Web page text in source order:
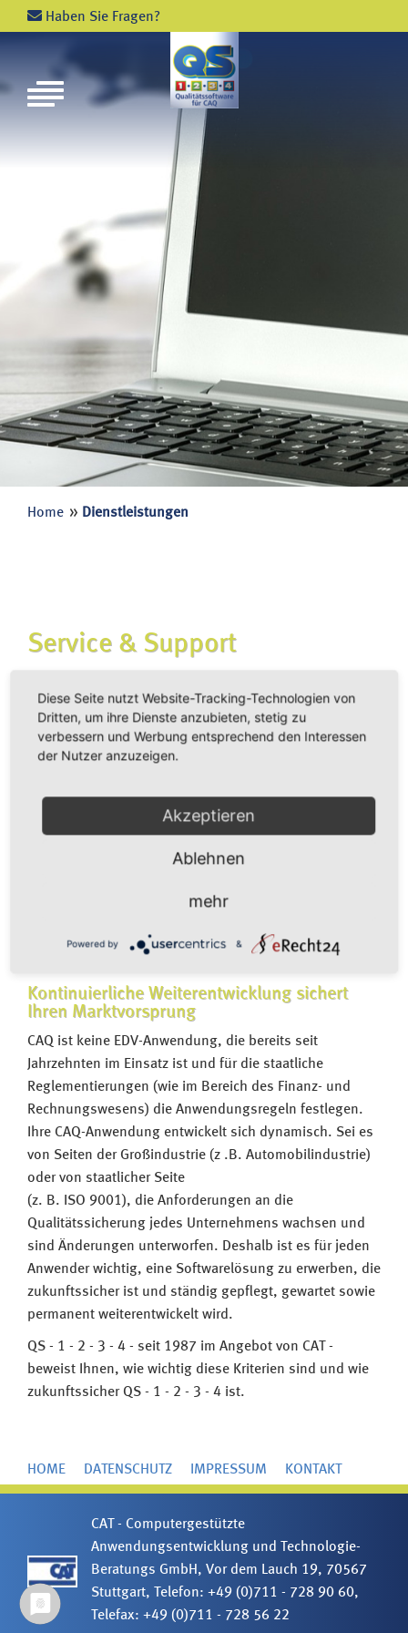
Haben Sie Fragen?
PHILOSOPHIE
ZAHLEN UND FAKTEN
QS - 1 - 2 - 3 - 4 - MODULE
ZUKUNFTSTECHNOLOGIE
INTEGRATION
WEITERE INFOS ANFORDERN
ANWENDERBERICHTE
KONTAKTFORMULAR
ANSCHRIFT
Home Dienstleistungen
Service & Support
CAT - Ihr Lösungsanbieter für CAQ
CAT unterstützt Sie bei der CAQ-Einführung in allen
Organisationsfragen und bei der Umsetzung der
erforderlichen Maßnahmen in Ihrem Unternehmen.
unserem Schulungszentrum bilden wir Ihre Mitarbeiter
aus und sorgen so für einen reibungslosen QS - 1 - 2 - 3
Lösung bereiten wir uns bereits heute auf die Aufgaben
von morgen vor und garantieren Ihnen einen stetigen
Ausbau Ihrer eingesetzten Lösung.
Kontinuierliche Weiterentwicklung sichert
Ihren Marktvorsprung
CAQ ist keine EDV-Anwendung, die bereits seit
Jahrzehnten im Einsatz ist und für die staatliche
Reglementierungen (wie im Bereich des Finanz- und
Rechnungswesens) die Anwendungsregeln festlegen.
Ihre CAQ-Anwendung entwickelt sich dynamisch. Sei es
von Seiten der Großindustrie (z .B. Automobilindustrie)
oder von staatlicher Seite
(z. B. ISO 9001), die Anforderungen an die
Qualitätssicherung jedes Unternehmens wachsen und
sind Änderungen unterworfen. Deshalb ist es für jeden
Anwender wichtig, eine Softwarelösung zu erwerben, die
zukunftssicher ist und ständig gepflegt, gewartet sowie
permanent weiterentwickelt wird.
QS - 1 - 2 - 3 - 4 - seit 1987 im Angebot von CAT -
beweist Ihnen, wie wichtig diese Kriterien sind und wie
zukunftssicher QS - 1 - 2 - 3 - 4 ist.
HOME DATENSCHUTZ IMPRESSUM KONTAKT
CAT - Computergestützte
Anwendungsentwicklung und Technologie-
Beratungs GmbH, Vor dem Lauch 19, 70567
Stuttgart, Telefon: +49 (0)711 - 728 90 60,
Telefax: +49 (0)711 - 728 56 22
Diese Seite nutzt Website-Tracking-Technologien von
Dritten, um ihre Dienste anzubieten, stetig zu
verbessern und Werbung entsprechend den Interessen
der Nutzer anzuzeigen.
Akzeptieren
Ablehnen
mehr
Powered by &